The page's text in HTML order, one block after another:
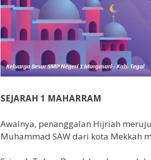
SEJARAH 1 MAHARRAM
Awalnya, penanggalan Hijriah
Muhammad SAW dari kota Mekkah